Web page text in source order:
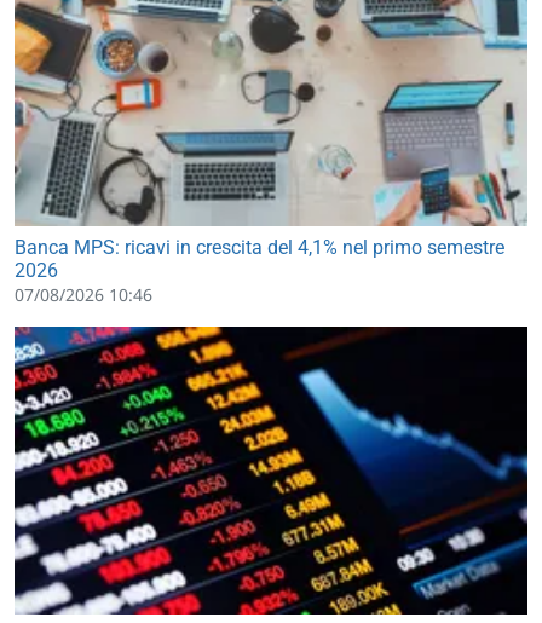
Banca MPS: ricavi in crescita del 4,1% nel primo semestre
2026
07/08/2026 10:46